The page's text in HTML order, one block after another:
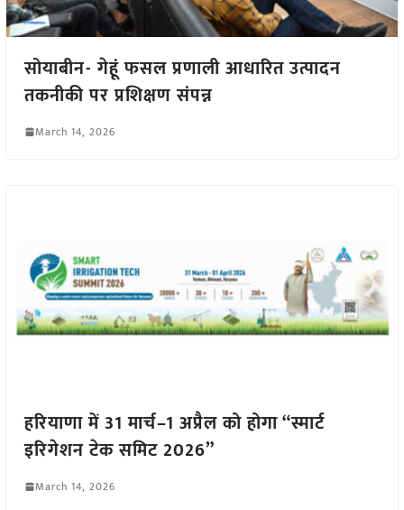
सोयाबीन- गेहूं फसल प्रणाली आधारित उत्पादन
तकनीकी पर प्रशिक्षण संपन्न
March 14, 2026
हरियाणा में 31 मार्च–1 अप्रैल को होगा “स्मार्ट
इरिगेशन टेक समिट 2026”
March 14, 2026